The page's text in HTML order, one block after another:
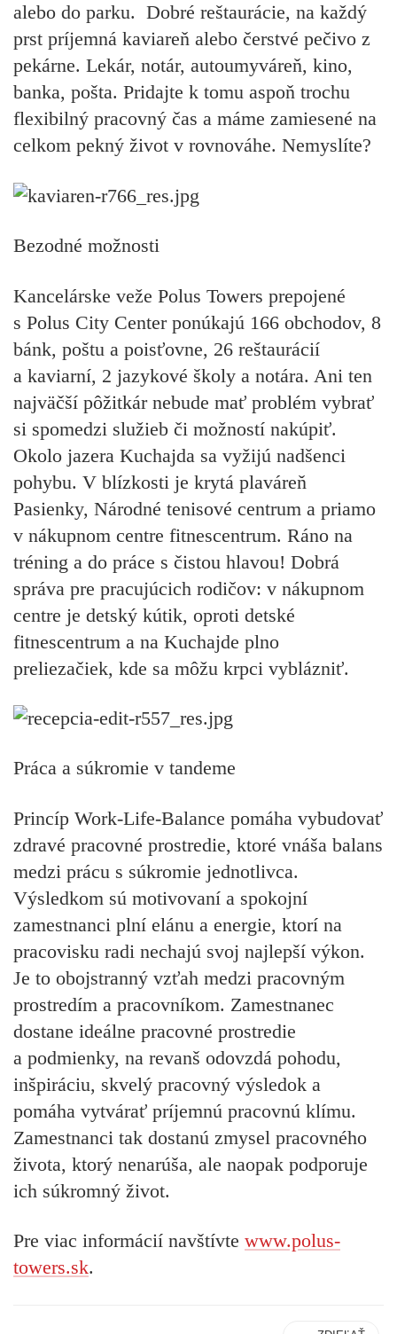
alebo do parku. Dobré reštaurácie, na každý
prst príjemná kaviareň alebo čerstvé pečivo z
pekárne. Lekár, notár, autoumyváreň, kino,
banka, pošta. Pridajte k tomu aspoň trochu
flexibilný pracovný čas a máme zamiesené na
celkom pekný život v rovnováhe. Nemyslíte?
Bezodné možnosti
Kancelárske veže Polus Towers prepojené
s Polus City Center ponúkajú 166 obchodov, 8
bánk, poštu a poisťovne, 26 reštaurácií
a kaviarní, 2 jazykové školy a notára. Ani ten
najväčší pôžitkár nebude mať problém vybrať
si spomedzi služieb či možností nakúpiť.
Okolo jazera Kuchajda sa vyžijú nadšenci
pohybu. V blízkosti je krytá plaváreň
Pasienky, Národné tenisové centrum a priamo
v nákupnom centre fitnescentrum. Ráno na
tréning a do práce s čistou hlavou! Dobrá
správa pre pracujúcich rodičov: v nákupnom
centre je detský kútik, oproti detské
fitnescentrum a na Kuchajde plno
preliezačiek, kde sa môžu krpci vyblázniť.
Práca a súkromie v tandeme
Princíp Work-Life-Balance pomáha vybudovať
zdravé pracovné prostredie, ktoré vnáša balans
medzi prácu s súkromie jednotlivca.
Výsledkom sú motivovaní a spokojní
zamestnanci plní elánu a energie, ktorí na
pracovisku radi nechajú svoj najlepší výkon.
Je to obojstranný vzťah medzi pracovným
prostredím a pracovníkom. Zamestnanec
dostane ideálne pracovné prostredie
a podmienky, na revanš odovzdá pohodu,
inšpiráciu, skvelý pracovný výsledok a
pomáha vytvárať príjemnú pracovnú klímu.
Zamestnanci tak dostanú zmysel pracovného
života, ktorý nenarúša, ale naopak podporuje
ich súkromný život.
Pre viac informácií navštívte www.polus-
towers.sk.